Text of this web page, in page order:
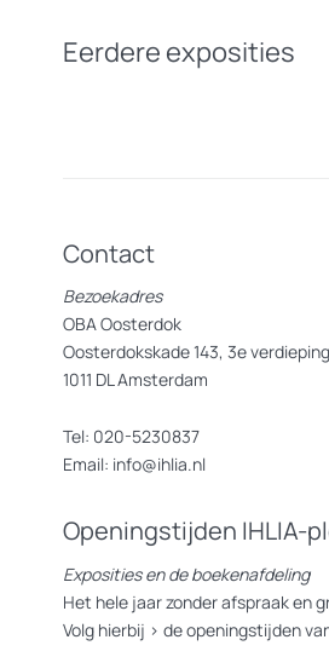
Eerdere exposities
Contact
Bezoekadres
OBA Oosterdok
Oosterdokskade 143, 3e
1011 DL Amsterdam
Tel: 020-5230837
Email: info@ihlia.nl
Openingstijden IHLIA-
Exposities en de boekenafdeling
Het hele jaar zonder afspraak en
Volg hierbij > de openingstijden